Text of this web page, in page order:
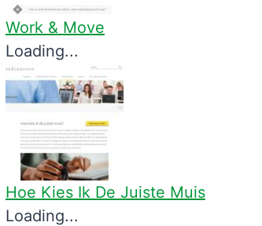
Work & Move
Loading...
Hoe Kies Ik De Juiste Muis
Loading...